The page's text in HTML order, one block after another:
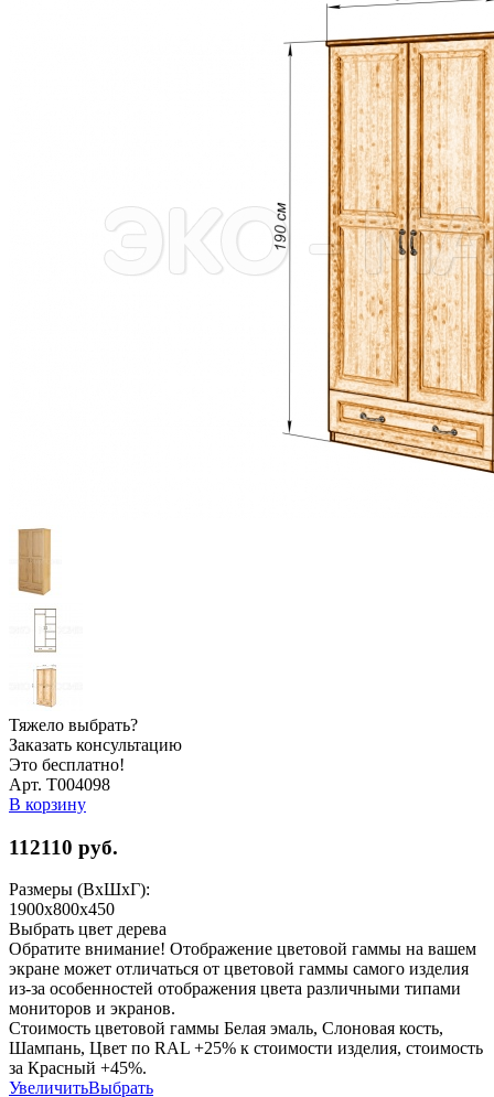
Тяжело выбрать?
Заказать консультацию
Это бесплатно!
Арт. Т004098
В корзину
112110 руб.
Размеры (ВхШхГ):
1900x800x450
Выбрать цвет дерева
Обратите внимание! Отображение цветовой гаммы на вашем
экране может отличаться от цветовой гаммы самого изделия
из-за особенностей отображения цвета различными типами
мониторов и экранов.
Стоимость цветовой гаммы Белая эмаль, Слоновая кость,
Шампань, Цвет по RAL +25% к стоимости изделия, стоимость
за Красный +45%.
УвеличитьВыбрать